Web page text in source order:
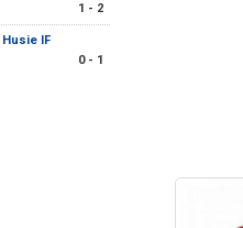
1 - 2
Husie IF
0 - 1